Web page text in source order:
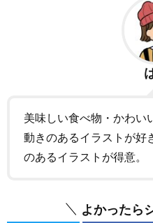
美味しい食べ物・かわい
動きのあるイラストが好
のあるイラストが得意。
よかったら